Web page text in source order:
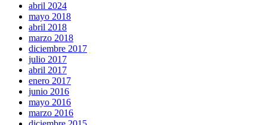
abril 2024
mayo 2018
abril 2018
marzo 2018
diciembre 2017
julio 2017
abril 2017
enero 2017
junio 2016
mayo 2016
marzo 2016